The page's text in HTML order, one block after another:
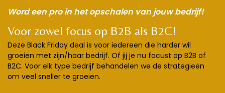
Word een pro in het opschalen van jouw bedrijf!
Voor zowel focus op B2B als B2C!
Deze Black Friday deal is voor iedereen die harder wil
groeien met zijn/haar bedrijf. Of jij je nu focust op B2B of
B2C. Voor elk type bedrijf behandelen we de strategieën
om veel sneller te groeien.